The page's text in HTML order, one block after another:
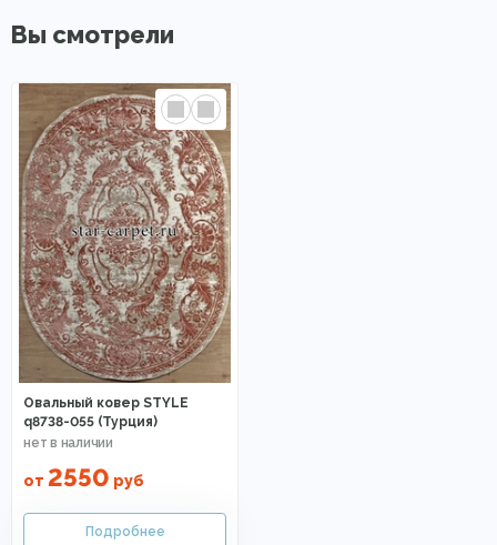
Вы смотрели
Овальный ковер STYLE
q8738-055 (Турция)
от 2550 руб